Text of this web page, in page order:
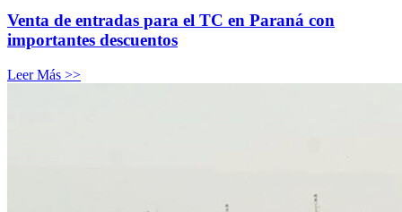
Venta de entradas para el TC en Paraná con
importantes descuentos
Leer Más >>